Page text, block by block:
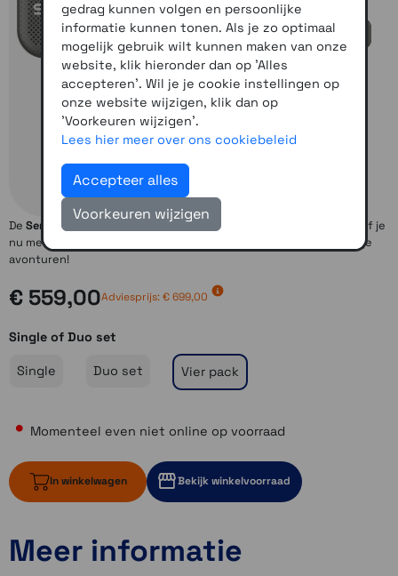
De Sena Talkie
is een multifunctioneel communicatie- apparaat, of je
nu met 2 personenen bent of met groepen, blijf in contact bij al je
avonturen!
€ 559,00Adviesprijs: € 699,00
Single of Duo set
Single Duo set Vier pack
Momenteel even niet online op voorraad
In winkelwagen Bekijk winkelvoorraad
Momenteel even niet op voorraad
1 op voorraad
Meer informatie
gedrag kunnen volgen en persoonlijke
informatie kunnen tonen. Als je zo optimaal
mogelijk gebruik wilt kunnen maken van onze
website, klik hieronder dan op 'Alles
accepteren'. Wil je je cookie instellingen op
onze website wijzigen, klik dan op
'Voorkeuren wijzigen'.
Lees hier meer over ons cookiebeleid
Accepteer alles
Voorkeuren wijzigen